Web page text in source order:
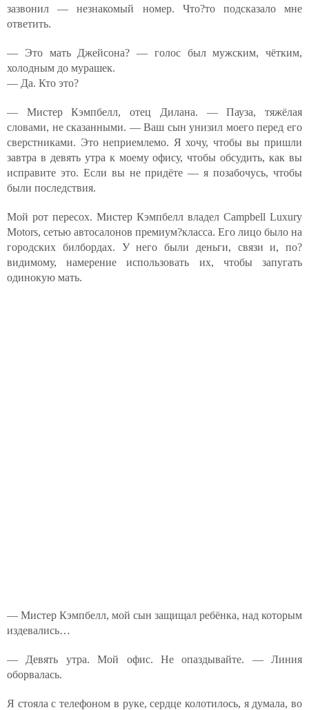
зазвонил — незнакомый номер. Что?то подсказало мне
ответить.
— Это мать Джейсона? — голос был мужским, чётким,
холодным до мурашек.
— Да. Кто это?
— Мистер Кэмпбелл, отец Дилана. — Пауза, тяжёлая
словами, не сказанными. — Ваш сын унизил моего перед его
сверстниками. Это неприемлемо. Я хочу, чтобы вы пришли
завтра в девять утра к моему офису, чтобы обсудить, как вы
исправите это. Если вы не придёте — я позабочусь, чтобы
были последствия.
Мой рот пересох. Мистер Кэмпбелл владел Campbell Luxury
Motors, сетью автосалонов премиум?класса. Его лицо было на
городских билбордах. У него были деньги, связи и, по?
видимому, намерение использовать их, чтобы запугать
одинокую мать.
— Мистер Кэмпбелл, мой сын защищал ребёнка, над которым
издевались…
— Девять утра. Мой офис. Не опаздывайте. — Линия
оборвалась.
Я стояла с телефоном в руке, сердце колотилось, я думала, во